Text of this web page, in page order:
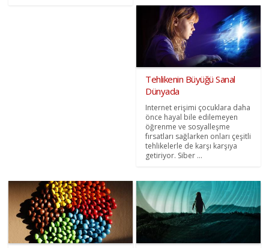
Tehlikenin Büyüğü Sanal
Dünyada
Internet erişimi çocuklara daha
önce hayal bile edilemeyen
öğrenme ve sosyalleşme
fırsatları sağlarken onları çeşitli
tehlikelerle de karşı karşıya
getiriyor. Siber ...